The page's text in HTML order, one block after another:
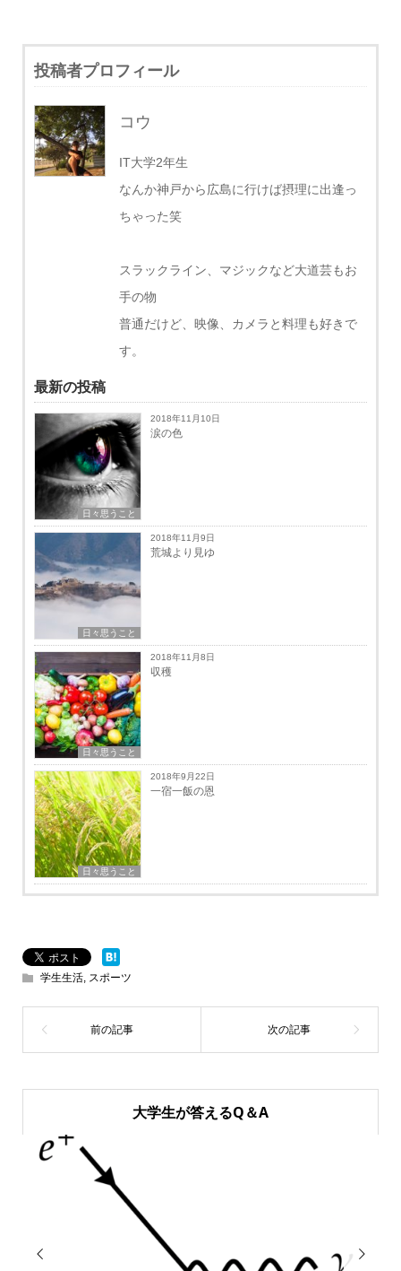
投稿者プロフィール
コウ
IT大学2年生
なんか神戸から広島に行けば摂理に出逢っ
ちゃった笑
スラックライン、マジックなど大道芸もお
手の物
普通だけど、映像、カメラと料理も好きで
す。
最新の投稿
日々思うこと
2018年11月10日
涙の色
日々思うこと
2018年11月9日
荒城より見ゆ
日々思うこと
2018年11月8日
収穫
日々思うこと
2018年9月22日
一宿一飯の恩
学生生活, スポーツ
大学生が答えるQ＆A
 